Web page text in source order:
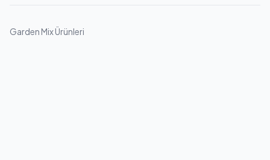
Garden Mix Ürünleri